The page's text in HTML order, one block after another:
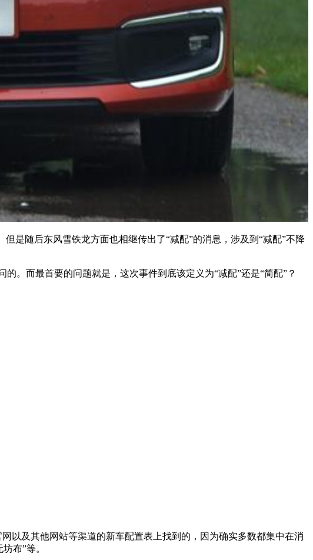
是随后东风雪铁龙方面也相继传出了“减配”的消息，涉及到“减配”不降
。而最首要的问题就是，这次事件到底该定义为“减配”还是“简配”？
以及其他网站等渠道的新车配置表上找到的，因为确实多数都集中在消
布”等。